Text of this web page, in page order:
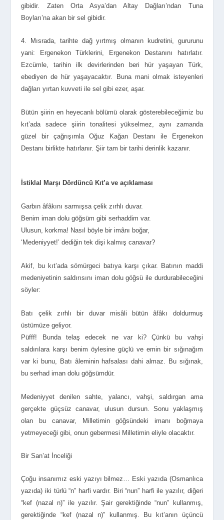
gibidir. Zaten Orta Asya’dan Altay Dağları’ndan Tuna
Boyları’na akan bir sel gibidir.
4. Mısrada, tarihte dağ yırtmış olmanın kudretini, gururunu
yani: Ergenekon Türklerini, Ergenekon Destanını hatırlatır.
Ezcümle, tarihin ilk devirlerinden beri hür yaşayan Türk,
ebediyen de hür yaşayacaktır. Buna mani olmak isteyenleri
dağları yırtan kuvveti ile sel gibi ezer, aşar.
Bütün şiirin en heyecanlı bölümü olarak gösterebileceğimiz bu
kıt’ada sadece şiirin tonalitesi yükselmez, aynı zamanda
güzel bir çağrışımla Oğuz Kağan Destanı ile Ergenekon
Destanı birlikte hatırlanır. Şiir tam bir tarihi derinlik kazanır.
İstiklal Marşı Dördüncü Kıt’a ve açıklaması
Garbın âfâkını sarmışsa çelik zırhlı duvar.
Benim iman dolu göğsüm gibi serhaddim var.
Ulusun, korkma! Nasıl böyle bir imânı boğar,
‘Medeniyyet!’ dediğin tek dişi kalmış canavar?
Akif, bu kıt’ada sömürgeci batıya karşı çıkar. Batının maddi
medeniyetinin saldırısını iman dolu göğsü ile durdurabileceğini
söyler:
Batı çelik zırhlı bir duvar misâli bütün âfâkı doldurmuş
üstümüze geliyor.
Püfff! Bunda telaş edecek ne var ki? Çünkü bu vahşi
saldırılara karşı benim öylesine güçlü ve emin bir sığınağım
var ki bunu, Batı âleminin hafsalası dahi almaz. Bu sığınak,
bu serhad iman dolu göğsümdür.
Medeniyyet denilen sahte, yalancı, vahşi, saldırgan ama
gerçekte güçsüz canavar, ulusun dursun. Sonu yaklaşmış
olan bu canavar, Milletimin göğsündeki imanı boğmaya
yetmeyeceği gibi, onun gebermesi Milletimin eliyle olacaktır.
Bir San’at İnceliği
Çoğu insanımız eski yazıyı bilmez… Eski yazıda (Osmanlıca
yazıda) iki türlü “n” harfi vardır. Biri “nun” harfi ile yazılır, diğeri
“kef (nazal n)” ile yazılır. Şair gerektiğinde “nun” kullanmış,
gerektiğinde “kef (nazal n)” kullanmış. Bu kıt’anın üçüncü